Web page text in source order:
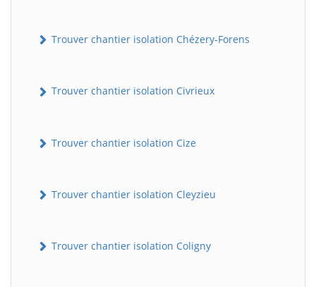
Trouver chantier isolation Chézery-Forens
Trouver chantier isolation Civrieux
Trouver chantier isolation Cize
Trouver chantier isolation Cleyzieu
Trouver chantier isolation Coligny